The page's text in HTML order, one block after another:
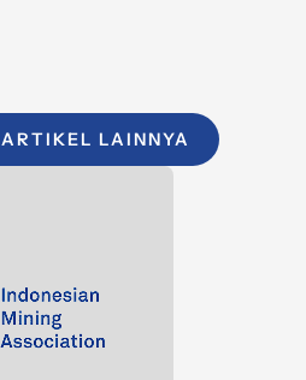
ARTIKEL LAINNYA